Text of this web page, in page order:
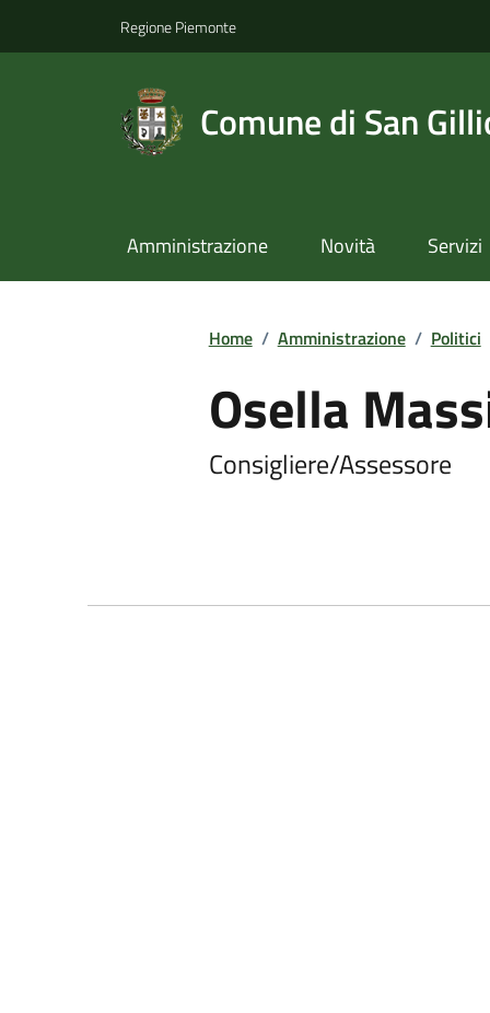
Regione Piemonte
Comune di San
Amministrazione Novità Servizi
Home / Amministrazione / Politici
Osella
Consigliere/Assessore